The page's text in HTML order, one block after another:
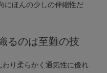
にほんの少しの伸縮性だ
るのは至難の技
り柔らかく通気性に優れ